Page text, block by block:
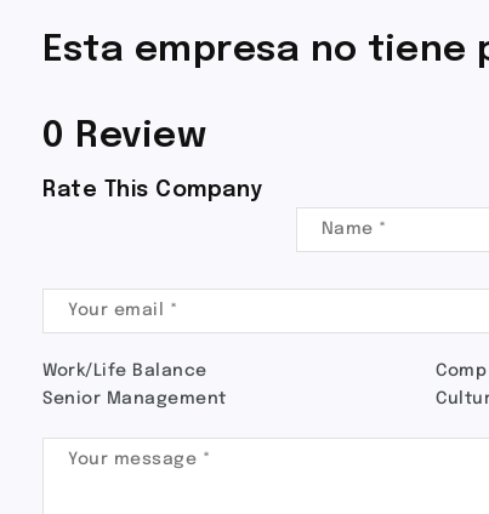
Esta empresa no
0 Review
Rate This Company
Work/Life Balance
Senior Management